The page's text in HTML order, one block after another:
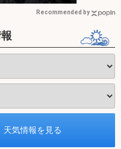
Recommended by